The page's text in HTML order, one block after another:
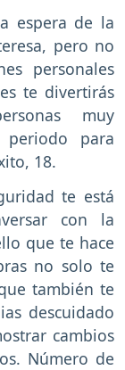
espera de la
pero no
personales
te divertirás
muy
para
18.
te está
con la
que te hace
no solo te
también te
descuidado
cambios
Número de